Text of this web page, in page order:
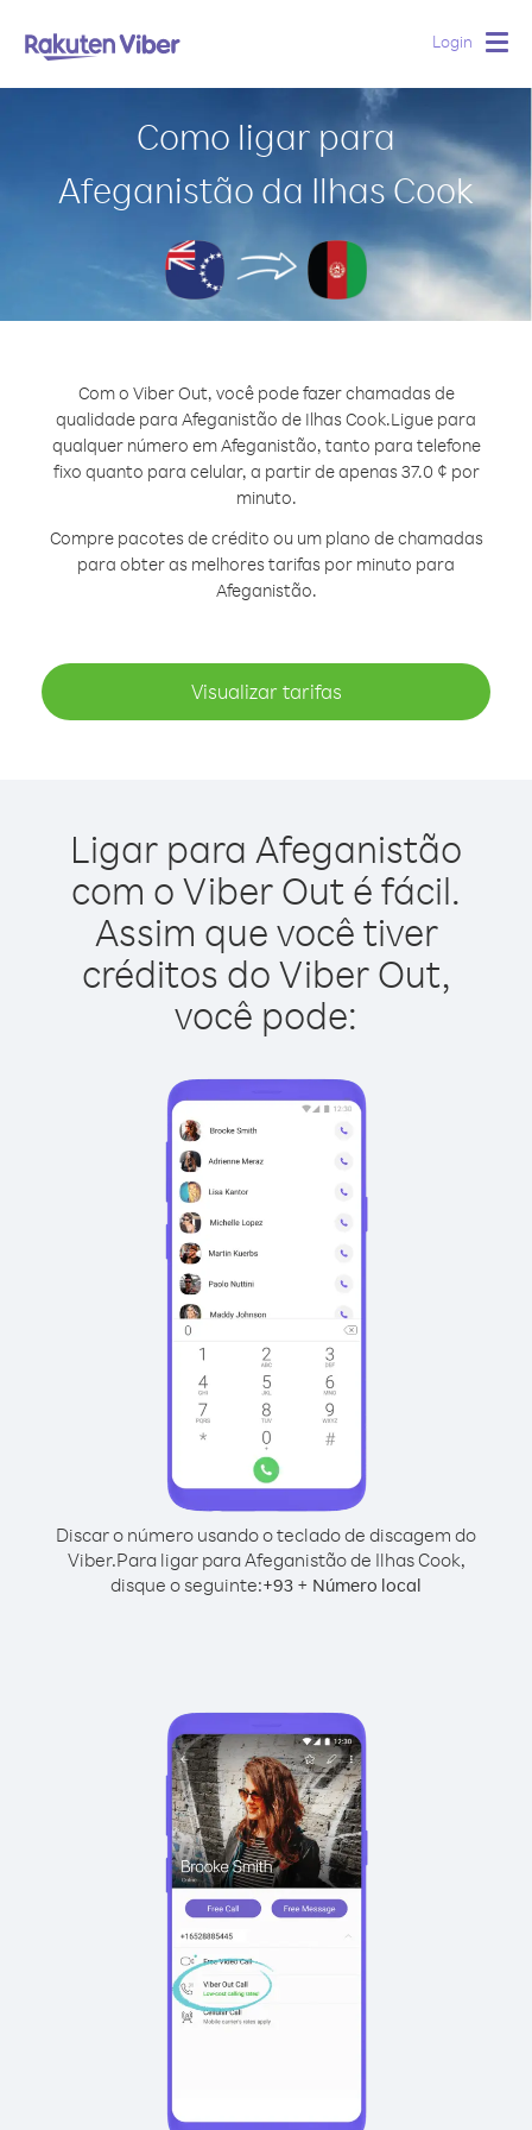
Login
Como ligar para
Afeganistão da Ilhas Cook
Com o Viber Out, você pode fazer chamadas de
qualidade para Afeganistão de Ilhas Cook.Ligue para
qualquer número em Afeganistão, tanto para telefone
fixo quanto para celular, a partir de apenas 37.0 ¢ por
minuto.
Compre pacotes de crédito ou um plano de chamadas
para obter as melhores tarifas por minuto para
Afeganistão.
Visualizar tarifas
Ligar para Afeganistão
com o Viber Out é fácil.
Assim que você tiver
créditos do Viber Out,
você pode:
Discar o número usando o teclado de discagem do
Viber.Para ligar para Afeganistão de Ilhas Cook,
disque o seguinte:+93 + Número local